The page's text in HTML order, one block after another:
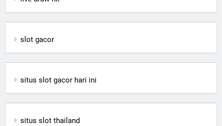
slot gacor
situs slot gacor hari ini
situs slot thailand